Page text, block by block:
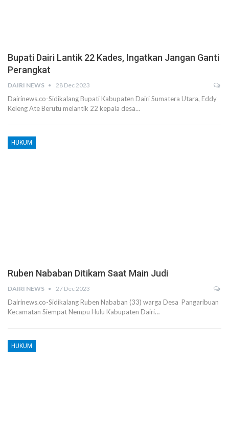
Bupati Dairi Lantik 22 Kades, Ingatkan Jangan Ganti
Perangkat
DAIRI NEWS 28 Dec 2023
Dairinews.co-Sidikalang Bupati Kabupaten Dairi Sumatera Utara, Eddy
Keleng Ate Berutu melantik 22 kepala desa…
HUKUM
Ruben Nababan Ditikam Saat Main Judi
DAIRI NEWS 27 Dec 2023
Dairinews.co-Sidikalang Ruben Nababan (33) warga Desa Pangaribuan
Kecamatan Siempat Nempu Hulu Kabupaten Dairi…
HUKUM